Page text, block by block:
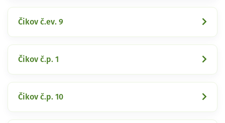
Čikov č.ev. 9
Čikov č.p. 1
Čikov č.p. 10